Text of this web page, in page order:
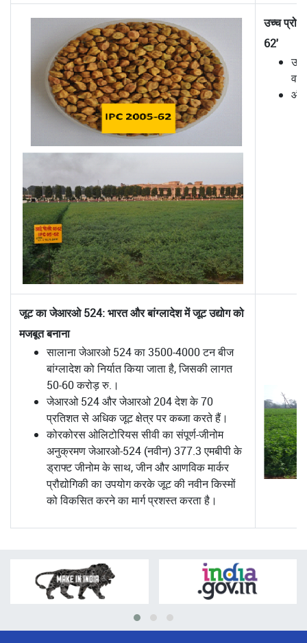
उच्च
62'
जूट का जेआरओ 524: भारत और बांग्लादेश में जूट उद्योग को
मजबूत बनाना
सालाना जेआरओ 524 का 3500-4000 टन बीज
बांग्लादेश को निर्यात किया जाता है, जिसकी लागत
50-60 करोड़ रु.।
जेआरओ 524 और जेआरओ 204 देश के 70
प्रतिशत से अधिक जूट क्षेत्र पर कब्जा करते हैं।
कोरकोरस ओलिटोरियस सीवी का संपूर्ण-जीनोम
अनुक्रमण जेआरओ-524 (नवीन) 377.3 एमबीपी के
ड्राफ्ट जीनोम के साथ, जीन और आणविक मार्कर
प्रौद्योगिकी का उपयोग करके जूट की नवीन किस्मों
को विकसित करने का मार्ग प्रशस्त करता है।